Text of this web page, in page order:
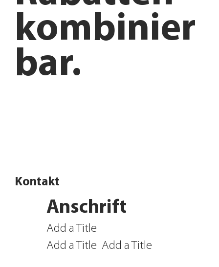
kombinier
bar.
Kontakt
Add a Title
Add a Title
Add a Title
Anschrift